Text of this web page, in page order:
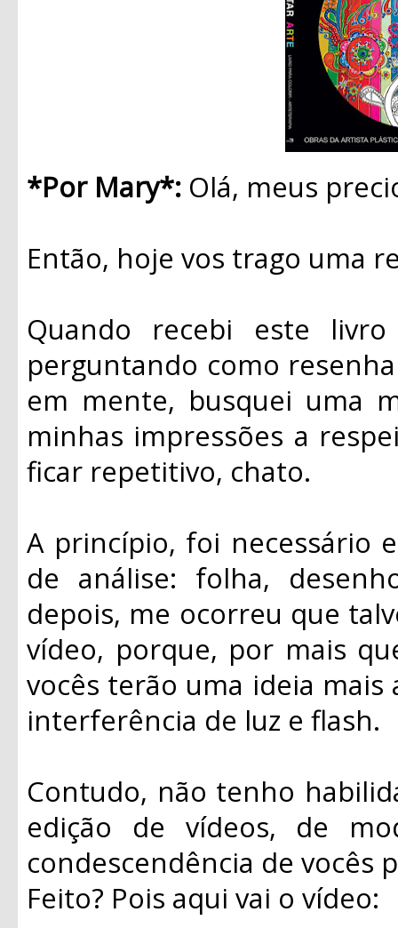
*Por Mary*: Olá, meus
Então, hoje vos trago uma
Quando recebi este
perguntando como
em mente, busquei uma
minhas impressões a
ficar repetitivo, chato.
A princípio, foi necessário
de análise: folha,
depois, me ocorreu que
vídeo, porque, por mais
vocês terão uma ideia mais
interferência de luz e flash.
Contudo, não tenho
edição de vídeos, de
condescendência de vocês
Feito? Pois aqui vai o vídeo: